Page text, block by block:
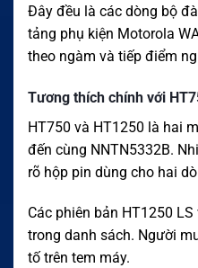
Đây đều là các dòng bộ
tảng phụ kiện Motorola
theo ngàm và tiếp điểm
Tương thích chính với
HT750 và HT1250 là hai
đến cùng NNTN5332B.
rõ hộp pin dùng cho hai
Các phiên bản HT1250
trong danh sách. Người
tố trên tem máy.